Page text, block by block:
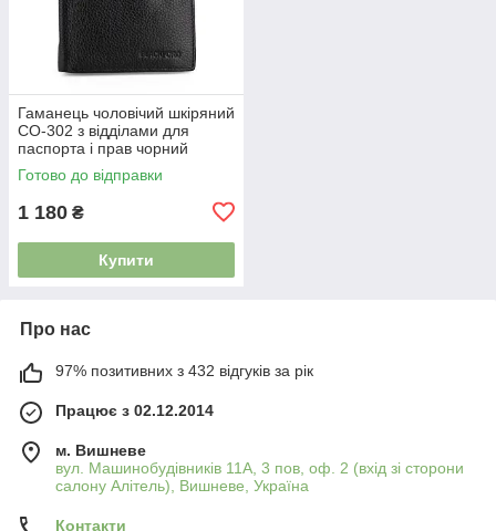
Гаманець чоловічий шкіряний
СО-302 з відділами для
паспорта і прав чорний
Готово до відправки
1 180 ₴
Купити
Про нас
97% позитивних з 432 відгуків за рік
Працює з 02.12.2014
м. Вишневе
вул. Машинобудівників 11А, 3 пов, оф. 2 (вхід зі сторони
салону Алітель), Вишневе, Україна
Контакти